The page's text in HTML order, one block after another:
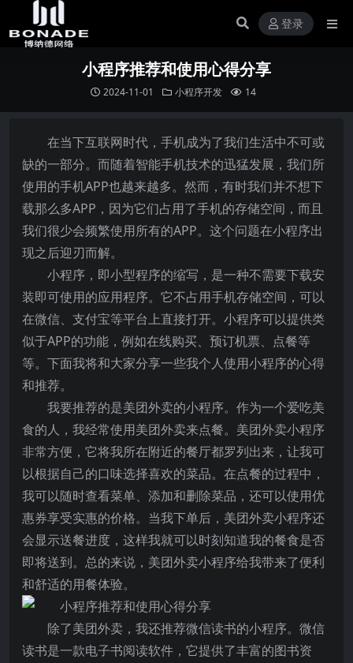
登录
小程序推荐和使用心得分享
2024-11-01 小程序开发 14
在当下互联网时代，手机成为了我们生活中不可或
缺的一部分。而随着智能手机技术的迅猛发展，我们所
使用的手机APP也越来越多。然而，有时我们并不想下
载那么多APP，因为它们占用了手机的存储空间，而且
我们很少会频繁使用所有的APP。这个问题在小程序出
现之后迎刃而解。
小程序，即小型程序的缩写，是一种不需要下载安
装即可使用的应用程序。它不占用手机存储空间，可以
在微信、支付宝等平台上直接打开。小程序可以提供类
似于APP的功能，例如在线购买、预订机票、点餐等
等。下面我将和大家分享一些我个人使用小程序的心得
和推荐。
我要推荐的是美团外卖的小程序。作为一个爱吃美
食的人，我经常使用美团外卖来点餐。美团外卖小程序
非常方便，它将我所在附近的餐厅都罗列出来，让我可
以根据自己的口味选择喜欢的菜品。在点餐的过程中，
我可以随时查看菜单、添加和删除菜品，还可以使用优
惠券享受实惠的价格。当我下单后，美团外卖小程序还
会显示送餐进度，这样我就可以时刻知道我的餐食是否
即将送到。总的来说，美团外卖小程序给我带来了便利
和舒适的用餐体验。
除了美团外卖，我还推荐微信读书的小程序。微信
读书是一款电子书阅读软件，它提供了丰富的图书资